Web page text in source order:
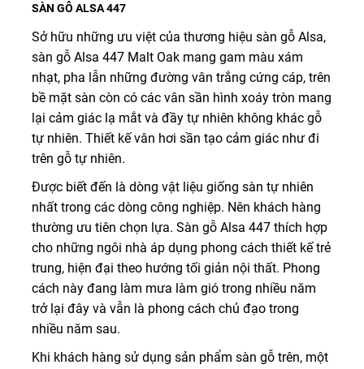
SÀN GỖ ALSA 447
Sở hữu những ưu việt của thương hiệu sàn gỗ Alsa,
sàn gỗ Alsa 447 Malt Oak mang gam màu xám
nhạt, pha lẫn những đường vân trắng cứng cáp, trên
bề mặt sàn còn có các vân sần hình xoáy tròn mang
lại cảm giác lạ mắt và đầy tự nhiên không khác gỗ
tự nhiên. Thiết kế vân hơi sần tạo cảm giác như đi
trên gỗ tự nhiên.
Được biết đến là dòng vật liệu giống sàn tự nhiên
nhất trong các dòng công nghiệp. Nên khách hàng
thường ưu tiên chọn lựa. Sàn gỗ Alsa 447 thích hợp
cho những ngôi nhà áp dụng phong cách thiết kế trẻ
trung, hiện đại theo hướng tối giản nội thất. Phong
cách này đang làm mưa làm gió trong nhiều năm
trở lại đây và vẫn là phong cách chủ đạo trong
nhiều năm sau.
Khi khách hàng sử dụng sản phẩm sàn gỗ trên, một